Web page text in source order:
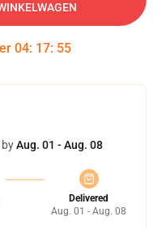
04: 17: 54
Aug. 01 - Aug. 08
Delivered
Aug. 01 - Aug. 08